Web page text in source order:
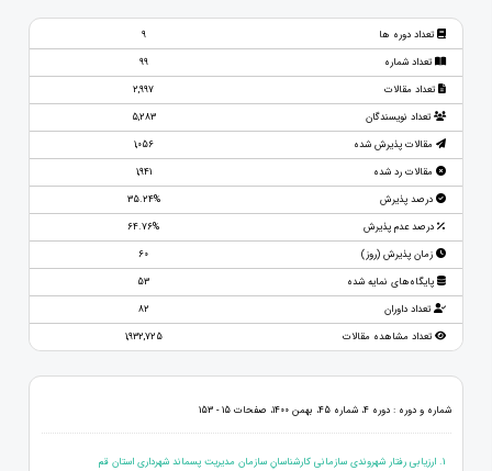
تعداد دوره ها
9
تعداد شماره
99
تعداد مقالات
2,997
تعداد نویسندگان
5,283
مقالات پذیرش شده
1,056
مقالات رد شده
1,941
درصد پذیرش
35.24%
درصد عدم پذیرش
64.76%
زمان پذیرش (روز)
60
پایگاه‌های نمایه شده
53
تعداد داوران
82
تعداد مشاهده مقالات
1,932,725
شماره و دوره : دوره 4، شماره 45، بهمن 1400، صفحات 15 - 153
1. ارزيابی رفتار شهروندی سازمانی كارشناسانِ سازمان مدیریت پسماند شهرداری استان قم